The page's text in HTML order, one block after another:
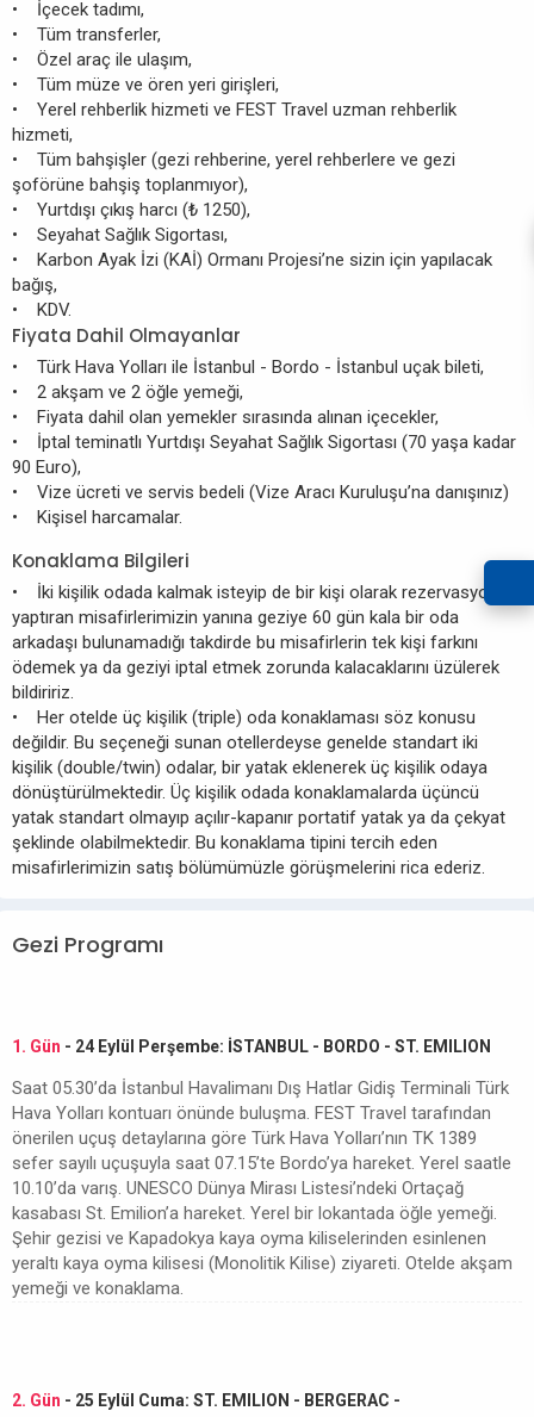
• İçecek tadımı,
• Tüm transferler,
• Özel araç ile ulaşım,
• Tüm müze ve ören yeri girişleri,
• Yerel rehberlik hizmeti ve FEST Travel uzman rehberlik
hizmeti,
• Tüm bahşişler (gezi rehberine, yerel rehberlere ve gezi
şoförüne bahşiş toplanmıyor),
• Yurtdışı çıkış harcı (₺ 1250),
• Seyahat Sağlık Sigortası,
• Karbon Ayak İzi (KAİ) Ormanı Projesi’ne sizin için yapılacak
bağış,
• KDV.
Fiyata Dahil Olmayanlar
• Türk Hava Yolları ile İstanbul - Bordo - İstanbul uçak bileti,
• 2 akşam ve 2 öğle yemeği,
• Fiyata dahil olan yemekler sırasında alınan içecekler,
• İptal teminatlı Yurtdışı Seyahat Sağlık Sigortası (70 yaşa kadar
90 Euro),
• Vize ücreti ve servis bedeli (Vize Aracı Kuruluşu’na danışınız)
• Kişisel harcamalar.
Konaklama Bilgileri
• İki kişilik odada kalmak isteyip de bir kişi olarak rezervasyon
yaptıran misafirlerimizin yanına geziye 60 gün kala bir oda
arkadaşı bulunamadığı takdirde bu misafirlerin tek kişi farkını
ödemek ya da geziyi iptal etmek zorunda kalacaklarını üzülerek
bildiririz.
• Her otelde üç kişilik (triple) oda konaklaması söz konusu
değildir. Bu seçeneği sunan otellerdeyse genelde standart iki
kişilik (double/twin) odalar, bir yatak eklenerek üç kişilik odaya
dönüştürülmektedir. Üç kişilik odada konaklamalarda üçüncü
yatak standart olmayıp açılır-kapanır portatif yatak ya da çekyat
şeklinde olabilmektedir. Bu konaklama tipini tercih eden
misafirlerimizin satış bölümümüzle görüşmelerini rica ederiz.
Gezi Programı
1. Gün - 24 Eylül Perşembe: İSTANBUL - BORDO - ST. EMILION
Saat 05.30’da İstanbul Havalimanı Dış Hatlar Gidiş Terminali Türk
Hava Yolları kontuarı önünde buluşma. FEST Travel tarafından
önerilen uçuş detaylarına göre Türk Hava Yolları’nın TK 1389
sefer sayılı uçuşuyla saat 07.15’te Bordo’ya hareket. Yerel saatle
10.10’da varış. UNESCO Dünya Mirası Listesi’ndeki Ortaçağ
kasabası St. Emilion’a hareket. Yerel bir lokantada öğle yemeği.
Şehir gezisi ve Kapadokya kaya oyma kiliselerinden esinlenen
yeraltı kaya oyma kilisesi (Monolitik Kilise) ziyareti. Otelde akşam
yemeği ve konaklama.
2. Gün - 25 Eylül Cuma: ST. EMILION - BERGERAC -